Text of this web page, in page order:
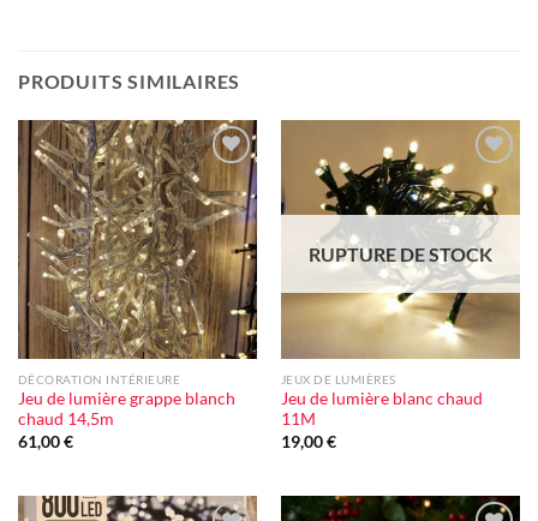
PRODUITS SIMILAIRES
Ajouter
à la liste
d'envie
DÉCORATION INTÉRIEURE
Jeu de lumière grappe blanch
chaud 14,5m
61,00€
Ajouter
à la liste
d'envie
RUPTURE DE STOCK
JEUX DE LUMIÈRES
Jeu de lumière blanc chaud
11M
19,00€